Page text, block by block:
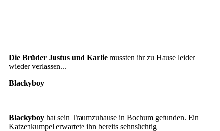
Die Brüder Justus und Karliemussten ihr zu Hause leider
wieder verlassen...
Blackyboy
Blackyboyhat sein Traumzuhause in Bochum gefunden. Ein
Katzenkumpel erwartete ihn bereits sehnsüchtig